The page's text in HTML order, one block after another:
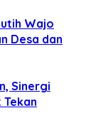
Wajo
Desa dan
Sinergi